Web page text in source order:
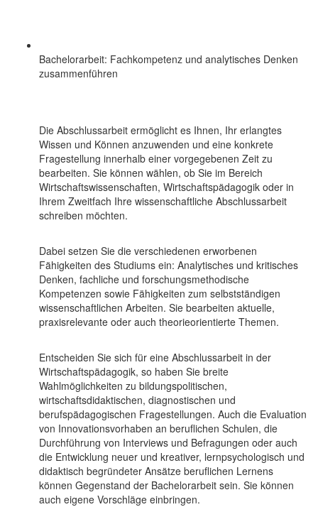
Bachelorarbeit: Fachkompetenz und analytisches Denken
zusammenführen
Die Abschlussarbeit ermöglicht es Ihnen, Ihr erlangtes
Wissen und Können anzuwenden und eine konkrete
Fragestellung innerhalb einer vorgegebenen Zeit zu
bearbeiten. Sie können wählen, ob Sie im Bereich
Wirtschaftswissenschaften, Wirtschaftspädagogik oder in
Ihrem Zweitfach Ihre wissenschaftliche Abschlussarbeit
schreiben möchten.
Dabei setzen Sie die verschiedenen erworbenen
Fähigkeiten des Studiums ein: Analytisches und kritisches
Denken, fachliche und forschungsmethodische
Kompetenzen sowie Fähigkeiten zum selbstständigen
wissenschaftlichen Arbeiten. Sie bearbeiten aktuelle,
praxisrelevante oder auch theorieorientierte Themen.
Entscheiden Sie sich für eine Abschlussarbeit in der
Wirtschaftspädagogik, so haben Sie breite
Wahlmöglichkeiten zu bildungspolitischen,
wirtschaftsdidaktischen, diagnostischen und
berufspädagogischen Fragestellungen. Auch die Evaluation
von Innovationsvorhaben an beruflichen Schulen, die
Durchführung von Interviews und Befragungen oder auch
die Entwicklung neuer und kreativer, lernpsychologisch und
didaktisch begründeter Ansätze beruflichen Lernens
können Gegenstand der Bachelorarbeit sein. Sie können
auch eigene Vorschläge einbringen.